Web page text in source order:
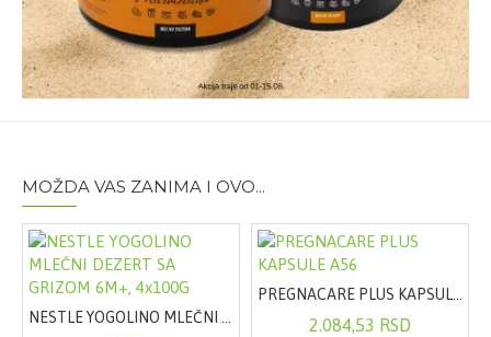
PHENYLBENZIMIDAZOLE SULFONIC ACID, TITANIUM
DIOXIDE, BIS-ETHYLHEXYLOXYPHENOL
METHOXYPHENYL TRIAZINE, PENTYLENE GLYCOL,
POTASSIUM CETYL PHOSPHATE, STEARALKONIUM
PROPYLENE CARBONATE, PERSEA GRATISSIMA
Pakovanje:100ml
MOŽDA VAS ZANIMA I OVO...
2.084,53 RSD